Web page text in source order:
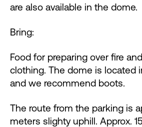
are also available in the dome.
Bring:
Food for preparing over fire
clothing. The dome is located
and we recommend boots.
The route from the parking is
meters slighty uphill. Approx.